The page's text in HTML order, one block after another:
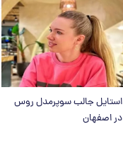
استایل جالب سوپرمدل روس
در اصفهان